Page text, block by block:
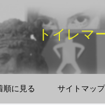
トイレマ
順に見る サイトマップ